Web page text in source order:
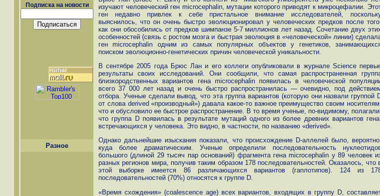
Подписка на новости
Разное
изучают человеческий ген microcephalin, мутации которого приводят к микроцефалии.
ген недавно привлек к себе пристальное внимание исследователей,
выяснилось, что он очень быстро эволюционировал у человеческих предков после того,
как они обособились от предков шимпанзе 5-7 миллионов лет назад. Сочетание двух
особенностей (связь с ростом мозга и быстрая эволюция в «человеческой» линии)
ген microcephalin одним из самых популярных объектов у генетиков,
поиском эволюционно-генетических причин человеческой уникальности.
В сентябре 2005 года Брюс Лан и его коллеги опубликовали в журнале Science
результаты своих исследований. Они сообщили, что самая распространенная
близкородственных вариантов гена microcephalin появилась в человеческой
всего 37 000 лет назад и очень быстро распространилась — очевидно, под
отбора. Ученые сделали вывод, что эта группа вариантов (которую они назвали группой
от слова derived «производный») давала какое-то важное преимущество своим носителям,
что и обусловило ее быстрое распространение. В то время ученые, по-видимому, полагали,
что группа D появилась в результате мутаций одного из более древних вариантов гена,
встречающихся у человека. Это видно, в частности, по названию «derived».
Однако дальнейшие изыскания показали, что происхождение D-аллелей было,
куда более драматическим. Ученые определили последовательность
большого (длиной 29 тысяч пар оснований) фрагмента гена microcephalin у 89 человек
разных регионов мира, получив таким образом 178 последовательностей. Оказалось, что
этой выборке имеется 86 различающихся вариантов (гаплотипов). 124 из
последовательностей (70%) относятся к группе D.
«Время схождения» (coalescence age) всех вариантов, входящих в группу D,